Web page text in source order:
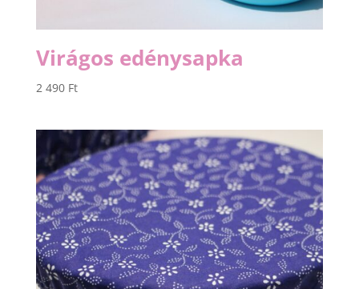
Virágos edénysapka
2 490 Ft